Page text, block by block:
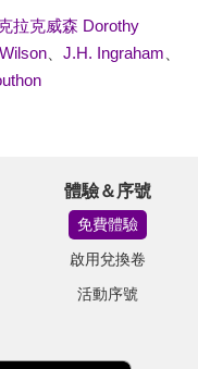
拉克威森 Dorothy
、 J.H. Ingraham
體驗＆序號
免費體驗
啟用兌換卷
活動序號